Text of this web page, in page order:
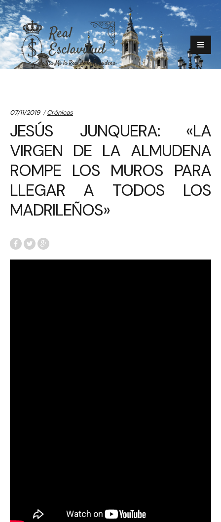
07/11/2019 Categories:
Crónicas
JESÚS JUNQUERA: «LA
VIRGEN DE LA ALMUDENA
ROMPE LOS MUROS PARA
LLEGAR A TODOS LOS
MADRILEÑOS»